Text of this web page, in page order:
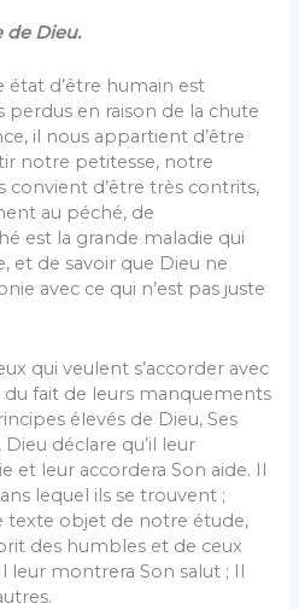
de Dieu.
état d’être humain est
en raison de la chute
il nous appar­tient d’être
notre peti­tesse, notre
convient d’être très contrits,
au péché, de
est la grande maladie qui
et de savoir que Dieu ne
avec ce qui n’est pas juste
qui veulent s’ac­corder avec
fait de leurs manquements
élevés de Dieu, Ses
déclare qu’il leur
et leur accordera Son aide. Il
lequel ils se trouvent ;
texte objet de notre étude,
des humbles et de ceux
leur montrera Son salut ; Il